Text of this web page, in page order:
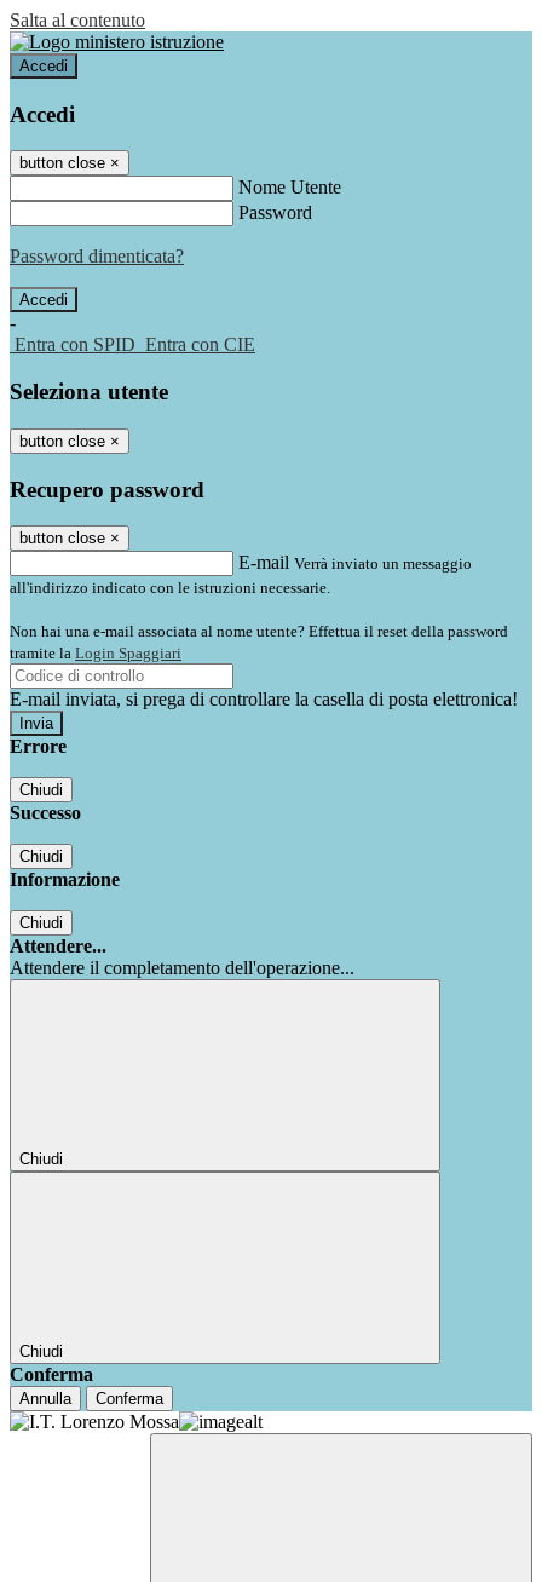
Salta al contenuto
Accedi
Accedi
button close ×
Nome Utente
Password
Password dimenticata?
-
Entra con SPID Entra con CIE
Seleziona utente
button close ×
Recupero password
button close ×
E-mail Verrà inviato un messaggio
all'indirizzo indicato con le istruzioni necessarie.
Non hai una e-mail associata al nome utente? Effettua il reset della password
tramite la Login Spaggiari
E-mail inviata, si prega di controllare la casella di posta elettronica!
Errore
Chiudi
Successo
Chiudi
Informazione
Chiudi
Attendere...
Attendere il completamento dell'operazione...
Chiudi
Chiudi
Conferma
Annulla Conferma